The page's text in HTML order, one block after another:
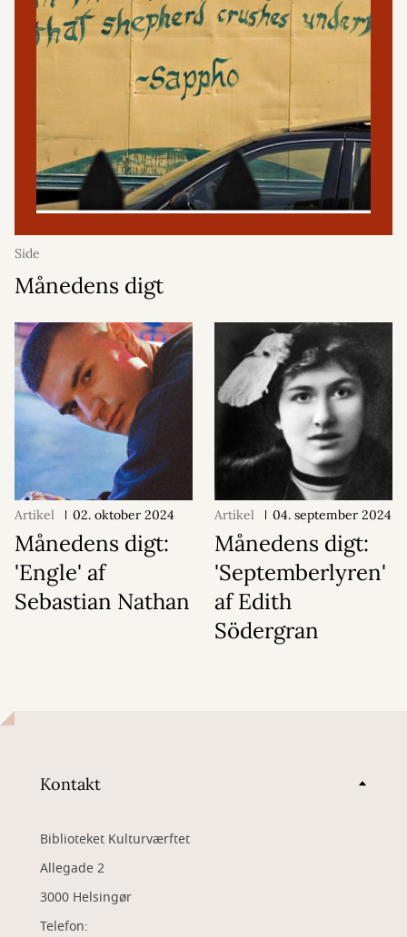
Side
Månedens digt
Artikel 02. oktober 2024
Månedens digt:
'Engle' af
Sebastian Nathan
Artikel 04. september 2024
Månedens digt:
'Septemberlyren'
af Edith
Södergran
Kontakt
Biblioteket Kulturværftet
Allegade 2
3000 Helsingør
Telefon: